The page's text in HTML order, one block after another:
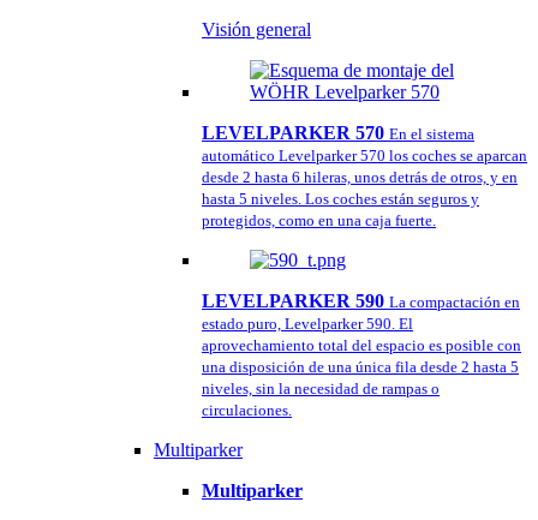
Visión general
LEVELPARKER 570 En el sistema
automático Levelparker 570 los coches se aparcan
desde 2 hasta 6 hileras, unos detrás de otros, y en
hasta 5 niveles. Los coches están seguros y
protegidos, como en una caja fuerte.
LEVELPARKER 590 La compactación en
estado puro, Levelparker 590. El
aprovechamiento total del espacio es posible con
una disposición de una única fila desde 2 hasta 5
niveles, sin la necesidad de rampas o
circulaciones.
Multiparker
Multiparker